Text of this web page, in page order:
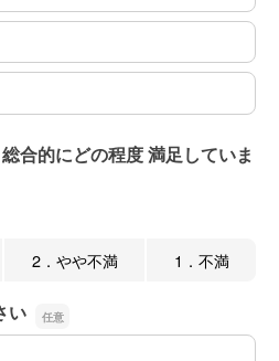
合的にどの程度 満足していま
2．やや不満 1．不満
い